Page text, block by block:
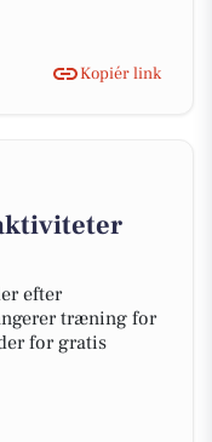
Kopiér link
efter
træning for
for gratis